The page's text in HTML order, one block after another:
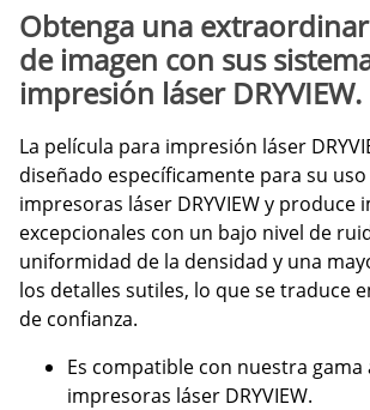
Contáctenos
Obtenga una
de imagen con sus
impresión láser DRYVIEW.
La película para impresión láser
diseñado específicamente para su uso
impresoras láser DRYVIEW y produce
excepcionales con un bajo nivel de
uniformidad de la densidad y una
los detalles sutiles, lo que se traduce
de confianza.
Es compatible con nuestra gama
impresoras láser DRYVIEW.